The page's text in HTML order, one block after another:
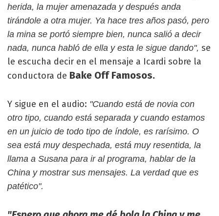
herida, la mujer amenazada y después anda
tirándole a otra mujer. Ya hace tres años pasó, pero
la mina se portó siempre bien, nunca salió a decir
nada, nunca habló de ella y esta le sigue dando", se
le escucha decir en el mensaje a Icardi sobre la
conductora de Bake Off Famosos.
Y sigue en el audio: "Cuando está de novia con
otro tipo, cuando está separada y cuando estamos
en un juicio de todo tipo de índole, es rarísimo. O
sea está muy despechada, está muy resentida, la
llama a Susana para ir al programa, hablar de la
China y mostrar sus mensajes. La verdad que es
patético".